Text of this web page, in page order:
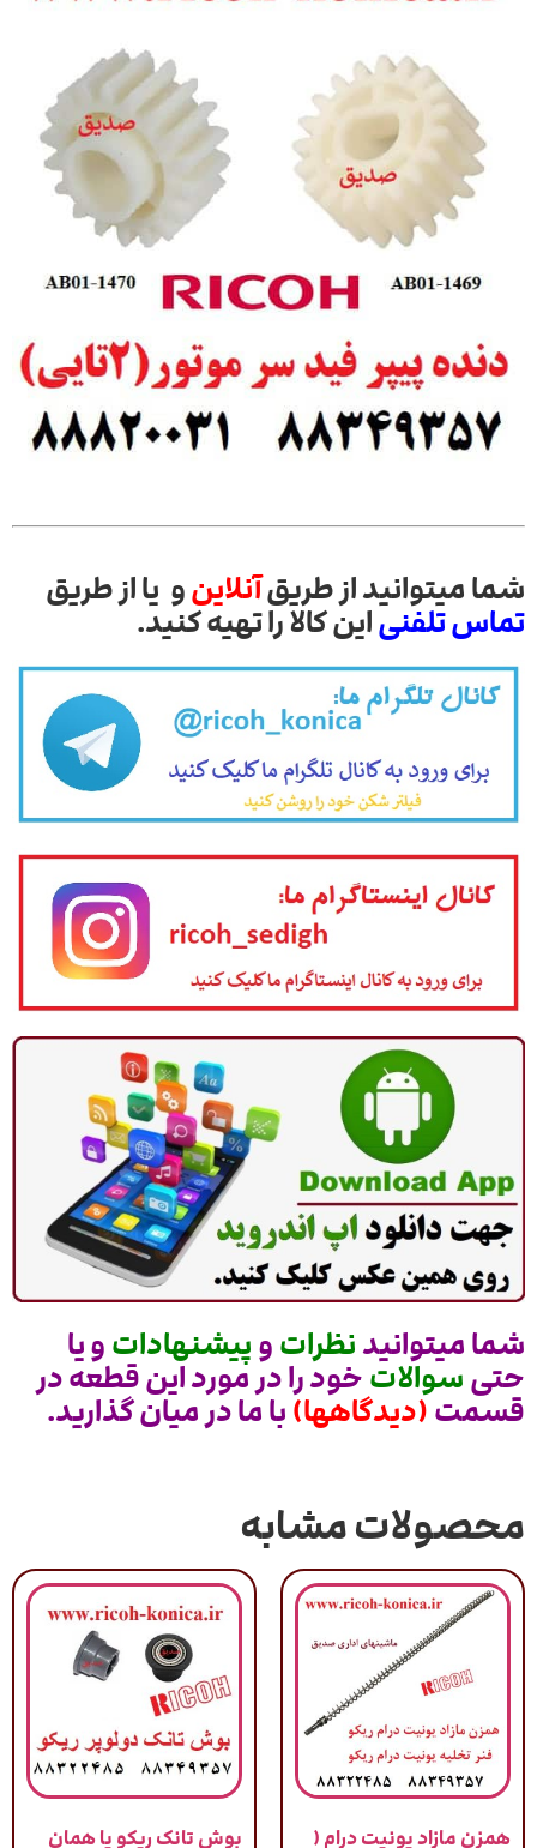
شما میتوانید از طریقآنلاینو یا از طریق
تماس تلفنیاین کالا را تهیه کنید.
شما میتوانیدنظراتوپیشنهاداتو یا
حتیسوالاتخود را در مورد این قطعه در
قسمت(دیدگاهها)با ما در میان گذارید.
محصولات مشابه
همزن مازاد یونیت درام ( بوش تانک ریکو یا همان